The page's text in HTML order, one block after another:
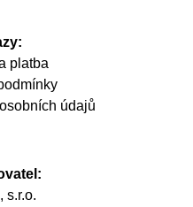
platba
údajů
s.r.o.